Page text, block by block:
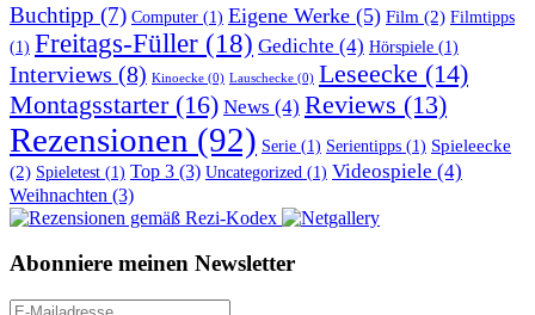
Buchtipp (7) Computer (1) Eigene Werke (5) Film (2) Filmtipps
(1) Freitags-Füller (18) Gedichte (4) Hörspiele (1)
Interviews (8) Kinoecke (0) Lauschecke (0) Leseecke (14)
Montagsstarter(16) News (4) Reviews (13)
Rezensionen (92) Serie (1) Serientipps (1) Spieleecke
(2) Spieletest (1) Top 3 (3) Uncategorized (1) Videospiele (4)
Weihnachten (3)
Abonniere meinen Newsletter